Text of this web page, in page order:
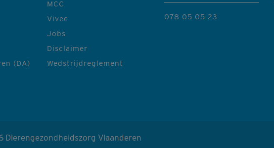
(DA)
MCC
Vivee
Jobs
Disclaimer
Wedstrijdreglement
078 05 05 23
Dierengezondheidszorg Vlaanderen